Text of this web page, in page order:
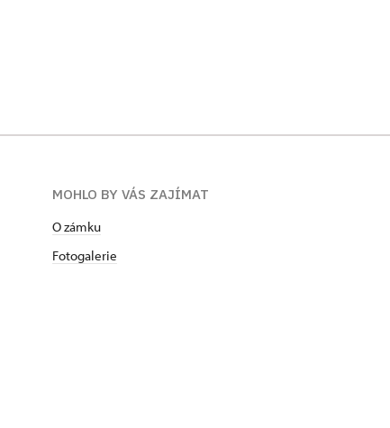
MOHLO BY VÁS ZAJÍMAT
O zámku
Fotogalerie